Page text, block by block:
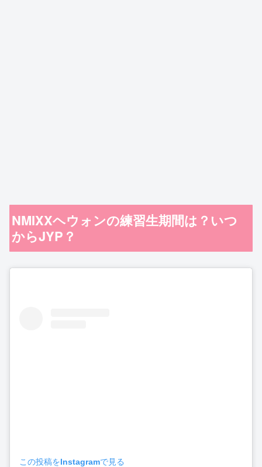
NMIXXヘウォンの練習生期間は？いつ
からJYP？
この投稿をInstagramで見る